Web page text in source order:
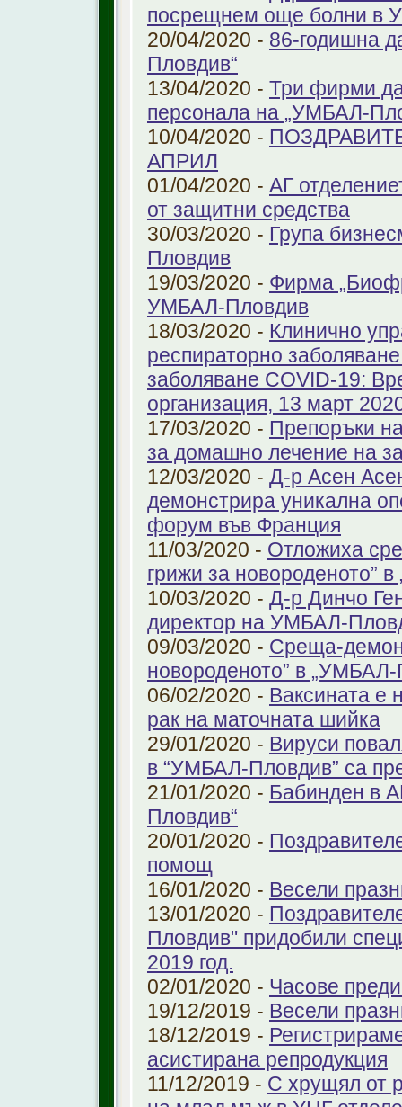
посрещнем още болни в
20/04/2020 - 86-годишна
Пловдив“
13/04/2020 - Три фирми
персонала на „УМБАЛ-
10/04/2020 -
АПРИЛ
01/04/2020 - АГ
от защитни средства
30/03/2020 - Група
Пловдив
19/03/2020 - Фирма
УМБАЛ-Пловдив
18/03/2020 - Клинично
респираторно
заболяване COVID-19:
организация, 13 март
17/03/2020 - Препоръки
за домашно лечение на
12/03/2020 - Д-р Асен
демонстрира уникална
форум във Франция
11/03/2020 - Отложиха
грижи за новороденото”
10/03/2020 - Д-р Динчо
директор на УМБАЛ-
09/03/2020 - Среща-
новороденото” в „УМБАЛ-
06/02/2020 - Ваксината е
рак на маточната шийка
29/01/2020 - Вируси
в “УМБАЛ-Пловдив” са
21/01/2020 - Бабинден в
Пловдив“
20/01/2020 -
помощ
16/01/2020 - Весели
13/01/2020 -
Пловдив" придобили
2019 год.
02/01/2020 - Часове
19/12/2019 - Весели
18/12/2019 -
aсистирана репродукция
11/12/2019 - С хрущял от